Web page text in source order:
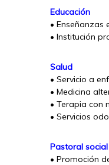
Educación
• Enseñanzas
• Institución
Salud
• Servicio a
• Medicina
• Terapia con
• Servicios
Pastoral social
• Promoción